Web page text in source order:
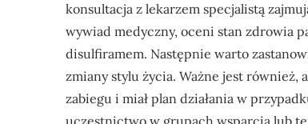
konsultacja z lekarzem specjalistą
wywiad medyczny, oceni stan zdrowia
disulfiramem. Następnie warto
zmiany stylu życia. Ważne jest również,
zabiegu i miał plan działania w
uczestnictwo w grupach wsparcia lub